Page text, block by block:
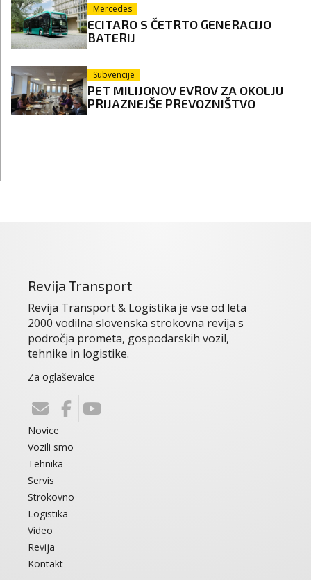
Mercedes
ECITARO S ČETRTO GENERACIJO
BATERIJ
Subvencije
PET MILIJONOV EVROV ZA OKOLJU
PRIJAZNEJŠE PREVOZNIŠTVO
Revija Transport
Revija Transport & Logistika je vse od leta
2000 vodilna slovenska strokovna revija s
področja prometa, gospodarskih vozil,
tehnike in logistike.
Za oglaševalce
Novice
Vozili smo
Tehnika
Servis
Strokovno
Logistika
Video
Revija
Kontakt